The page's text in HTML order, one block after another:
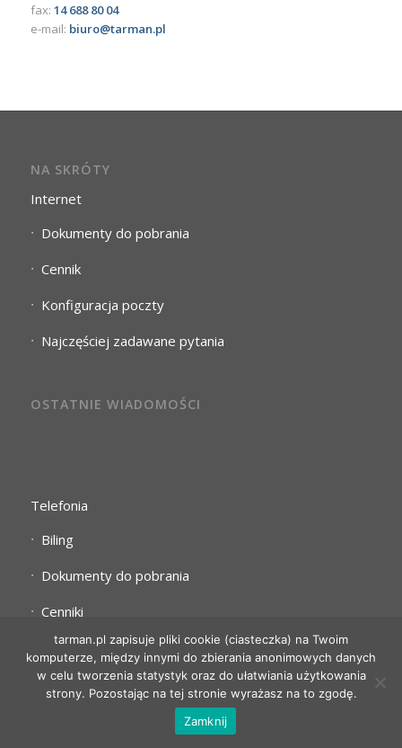
fax: 14 688 80 04
e-mail: biuro@tarman.pl
NA SKRÓTY
Internet
Dokumenty do pobrania
Cennik
Konfiguracja poczty
Najczęściej zadawane pytania
OSTATNIE WIADOMOŚCI
Telefonia
Biling
Dokumenty do pobrania
Cenniki
Tarnowski Ośrodek Informacyjny 2006 - 2026
tarman.pl zapisuje pliki cookie (ciasteczka) na Twoim
komputerze, między innymi do zbierania anonimowych danych
w celu tworzenia statystyk oraz do ułatwiania użytkowania
strony. Pozostając na tej stronie wyrażasz na to zgodę.
Zamknij